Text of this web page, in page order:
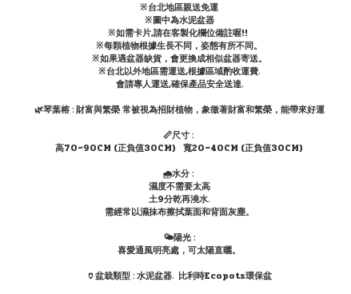
※台北地區親送免運
※圖中為水泥盆器
※如需卡片,請在客製化欄位備註喔!!
※每顆植物根據生長不同，姿態有所不同。
※如果遇盆器缺貨，會更換成相似盆器寄送。
※台北以外地區需運送,根據區域酌收運費.
會請專人運送,確保產品安全送達.
🌿琴葉榕 : 財富與繁榮 常被視為招財植物，象徵著財富和繁榮，能帶來好運
📏尺寸 :
高70~90CM (正負值30CM) 寬20~40CM (正負值30CM)
🌧水分 :
濕度不需要太高
土9分乾再澆水.
需經常以濕抹布擦拭葉面和背面灰塵。
🌤陽光 :
喜愛通風明亮處，可太陽直曬。
🏺盆栽類型 : 水泥盆器. 比利時Ecopots環保盆